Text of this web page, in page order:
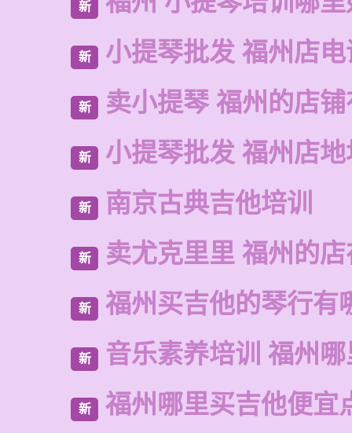
新
新 小提琴批发 福州店电
新 卖小提琴 福州的店
新 小提琴批发 福州店
新 南京古典吉他培训
新 卖尤克里里 福州的
新 福州买吉他的琴行有
新 音乐素养培训 福州
新 福州哪里买吉他便宜